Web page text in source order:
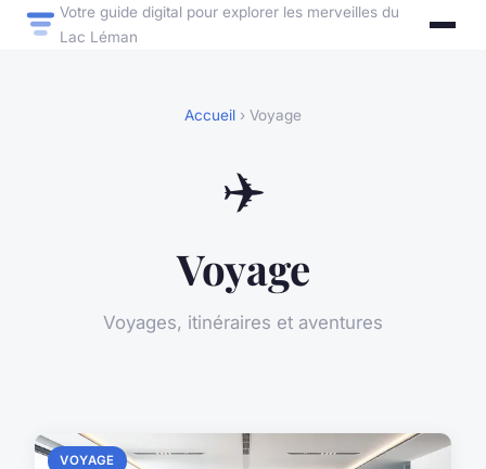
Votre guide digital pour explorer les merveilles du
Lac Léman
Accueil › Voyage
✈️
Voyage
Voyages, itinéraires et aventures
VOYAGE